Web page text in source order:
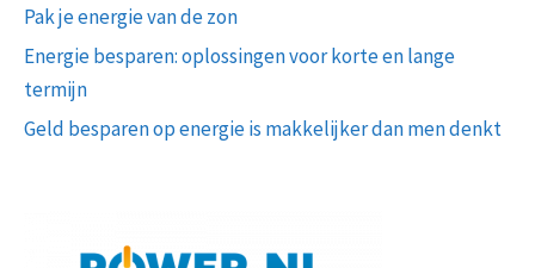
Pak je energie van de zon
Energie besparen: oplossingen voor korte en lange
termijn
Geld besparen op energie is makkelijker dan men denkt